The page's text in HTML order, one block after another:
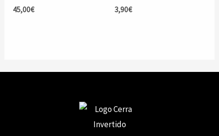
45,00€ 3,90€